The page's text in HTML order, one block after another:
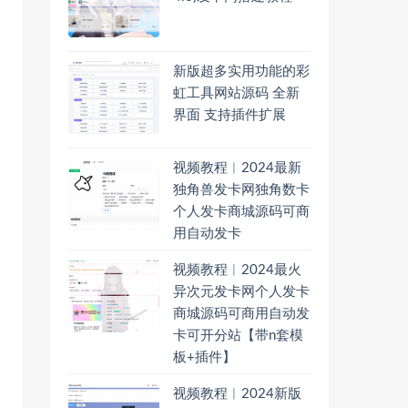
新版超多实用功能的彩
虹工具网站源码 全新
界面 支持插件扩展
视频教程︱2024最新
独角兽发卡网独角数卡
个人发卡商城源码可商
用自动发卡
视频教程︱2024最火
异次元发卡网个人发卡
商城源码可商用自动发
卡可开分站【带n套模
板+插件】
视频教程︱2024新版